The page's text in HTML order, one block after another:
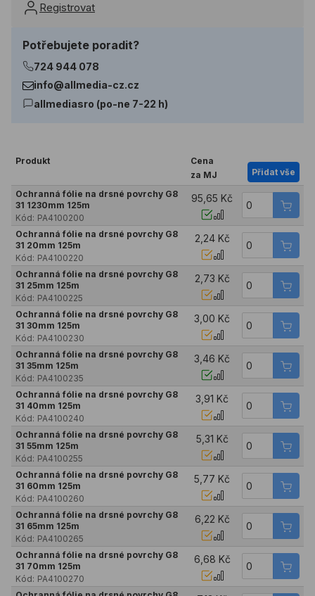
Registrovat
Potřebujete poradit?
724 944 078
info@allmedia-cz.cz
allmediasro (po-ne 7-22 h)
Produkt
Cena
za MJ
Přidat vše
Ochranná fólie na drsné povrchy G8
31 1230mm 125m
Kód: PA4100200
95,65 Kč
Ochranná fólie na drsné povrchy G8
31 20mm 125m
Kód: PA4100220
2,24 Kč
Ochranná fólie na drsné povrchy G8
31 25mm 125m
Kód: PA4100225
2,73 Kč
Ochranná fólie na drsné povrchy G8
31 30mm 125m
Kód: PA4100230
3,00 Kč
Ochranná fólie na drsné povrchy G8
31 35mm 125m
Kód: PA4100235
3,46 Kč
Ochranná fólie na drsné povrchy G8
31 40mm 125m
Kód: PA4100240
3,91 Kč
Ochranná fólie na drsné povrchy G8
31 55mm 125m
Kód: PA4100255
5,31 Kč
Ochranná fólie na drsné povrchy G8
31 60mm 125m
Kód: PA4100260
5,77 Kč
Ochranná fólie na drsné povrchy G8
31 65mm 125m
Kód: PA4100265
6,22 Kč
Ochranná fólie na drsné povrchy G8
31 70mm 125m
Kód: PA4100270
6,68 Kč